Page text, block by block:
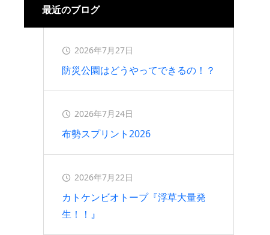
最近のブログ
防災公園はどうやってできるの！？
2026年7月27日
布勢スプリント2026
2026年7月24日
カトケンビオトープ『浮草大量発
生！！』
2026年7月22日